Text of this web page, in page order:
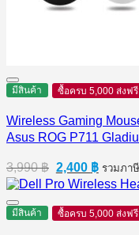
มีสินค้า ซื้อครบ 5,000 ส่งฟรี
Wireless Gaming
Asus ROG P711
3,990฿ Original
price
was:
3,990 ฿.
2,400 ฿Current
price
is:
2,400
รวมภา
มีสินค้า ซื้อครบ 5,000 ส่งฟรี